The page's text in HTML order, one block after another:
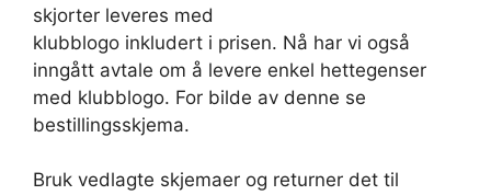
skjorter leveres med
klubblogo inkludert i prisen. Nå har vi også
inngått avtale om å levere enkel hettegenser
med klubblogo. For bilde av denne se
bestillingsskjema.
Bruk vedlagte skjemaer og returner det til